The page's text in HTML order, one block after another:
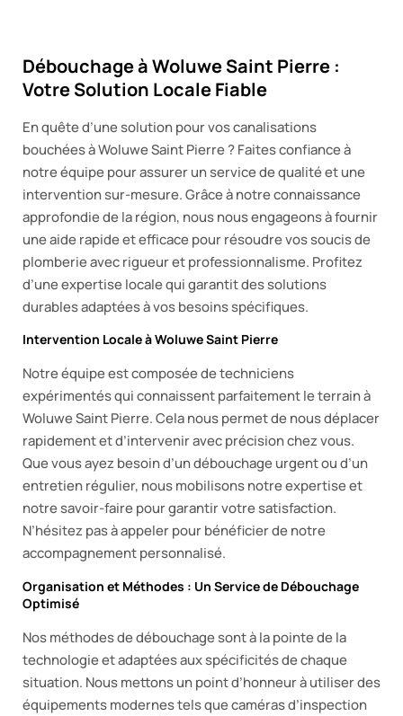
Débouchage à Woluwe Saint Pierre :
Votre Solution Locale Fiable
En quête d’une solution pour vos canalisations
bouchées à Woluwe Saint Pierre ? Faites confiance à
notre équipe pour assurer un service de qualité et une
intervention sur-mesure. Grâce à notre connaissance
approfondie de la région, nous nous engageons à fournir
une aide rapide et efficace pour résoudre vos soucis de
plomberie avec rigueur et professionnalisme. Profitez
d’une expertise locale qui garantit des solutions
durables adaptées à vos besoins spécifiques.
Intervention Locale à Woluwe Saint Pierre
Notre équipe est composée de techniciens
expérimentés qui connaissent parfaitement le terrain à
Woluwe Saint Pierre. Cela nous permet de nous déplacer
rapidement et d’intervenir avec précision chez vous.
Que vous ayez besoin d’un débouchage urgent ou d’un
entretien régulier, nous mobilisons notre expertise et
notre savoir-faire pour garantir votre satisfaction.
N’hésitez pas à appeler pour bénéficier de notre
accompagnement personnalisé.
Organisation et Méthodes : Un Service de Débouchage
Optimisé
Nos méthodes de débouchage sont à la pointe de la
technologie et adaptées aux spécificités de chaque
situation. Nous mettons un point d’honneur à utiliser des
équipements modernes tels que caméras d’inspection